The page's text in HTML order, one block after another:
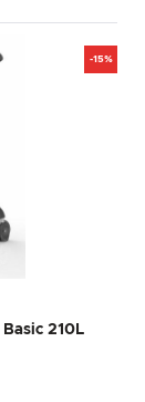
-15%
210L